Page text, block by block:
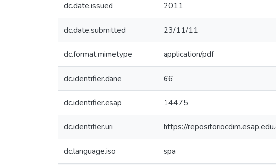
dc.date.issued 2011
dc.date.submitted 23/11/11
dc.format.mimetype application/pdf
dc.identifier.dane 66
dc.identifier.esap 14475
dc.identifier.uri https://
dc.language.iso spa